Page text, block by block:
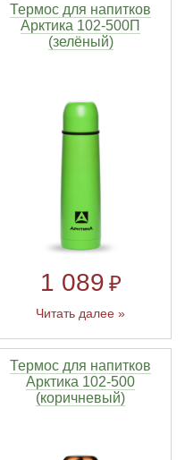
Термос для напитков
Арктика 102-500П
(зелёный)
1 089 ₽
Читать далее »
Термос для напитков
Арктика 102-500
(коричневый)